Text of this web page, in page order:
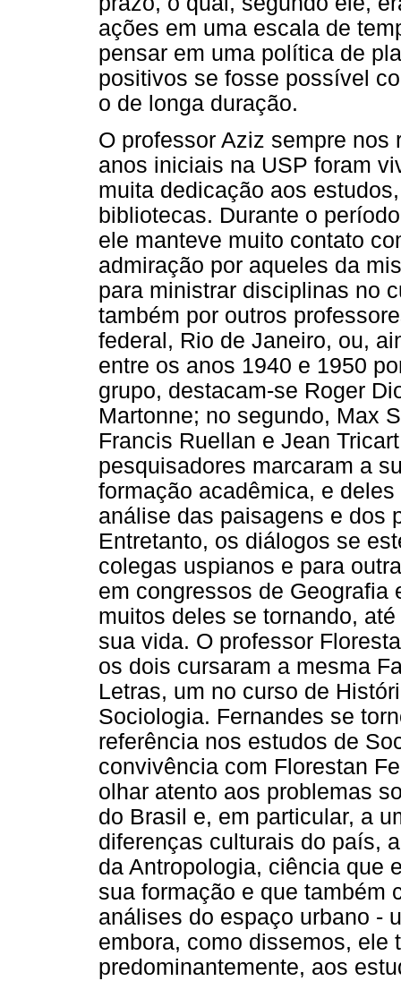
ações em uma escala de
pensar em uma política de
positivos se fosse possível
o de longa duração.
O professor Aziz sempre
anos iniciais na USP foram
muita dedicação aos
bibliotecas. Durante o
ele manteve muito contato
admiração por aqueles da
para ministrar disciplinas no
também por outros
federal, Rio de Janeiro, ou,
entre os anos 1940 e 1950
grupo, destacam-se Roger
Martonne; no segundo, Max
Francis Ruellan e Jean
pesquisadores marcaram a
formação acadêmica, e
análise das paisagens e dos
Entretanto, os diálogos se
colegas uspianos e para
em congressos de Geografia
muitos deles se tornando,
sua vida. O professor
os dois cursaram a mesma
Letras, um no curso de
Sociologia. Fernandes se
referência nos estudos de
convivência com Florestan
olhar atento aos problemas
do Brasil e, em particular, a
diferenças culturais do país,
da Antropologia, ciência que
sua formação e que também
análises do espaço urbano -
embora, como dissemos, ele
predominantemente, aos